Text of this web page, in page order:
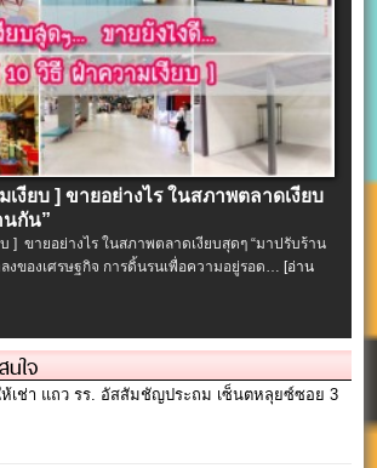
เงียบ ] ขายอย่างไร ในสภาพตลาดเงียบ
นกัน”
] ขายอย่างไร ในสภาพตลาดเงียบสุดๆ “มาปรับร้าน
ของเศรษฐกิจ การดิ้นรนเพื่อความอยู่รอด… [อ่าน
นใจ
เช่า แถว รร. อัสสัมชัญประถม เซ็นตหลุยซ์ซอย 3